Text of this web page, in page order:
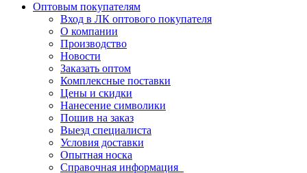
Оптовым покупателям
Вход в ЛК оптового покупателя
О компании
Производство
Новости
Заказать оптом
Комплексные поставки
Цены и скидки
Нанесение символики
Пошив на заказ
Выезд специалиста
Условия доставки
Опытная носка
Справочная информация